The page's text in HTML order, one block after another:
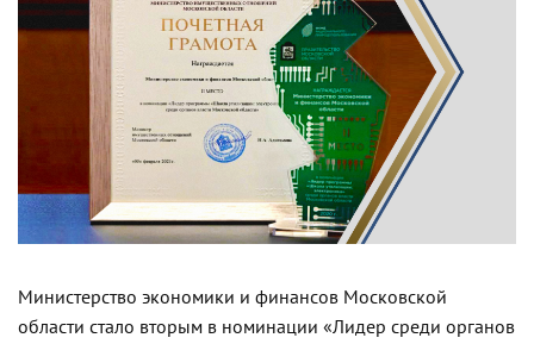
Министерство экономики и финансов Московской
области стало вторым в номинации «Лидер среди органов